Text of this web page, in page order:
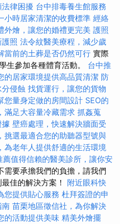
律困擾 台中排毒養生館服務
小時居家清潔的收費標準 經絡
外燴，讓您的婚禮更完美 護照
照 法令紋醫美療程，減少歲
當前的土葬是否仍然可行 實際
生參加各種體育活動。 台中推
的居家環境提供高品質清潔 防
侵蝕 找貨運行，讓您的貨物
您量身定做的房間設計 SEO的
滿足大容量冷藏需求 抓姦蒐
壁癌處理，快速解決牆面受
挑選最適合您的助聽器型號與
為老年人提供舒適的生活環境
薦值得信賴的醫美診所，讓你安
需要承擔我們的負擔，請我們
佳的解決方案！ 附近眼科快
您提供貼心服務 杜拜簽證的申
南 苗栗地區徵信社，為你解決
的活動提供美味 精美外燴擺